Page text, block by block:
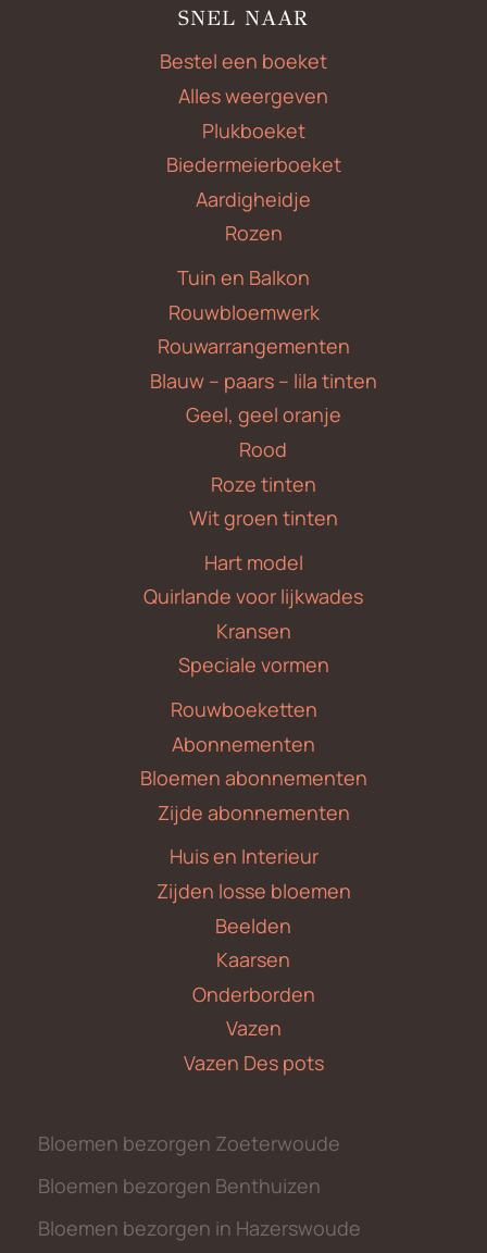
SNEL NAAR
Bestel een boeket
Alles weergeven
Plukboeket
Biedermeierboeket
Aardigheidje
Rozen
Tuin en Balkon
Rouwbloemwerk
Rouwarrangementen
Blauw – paars – lila tinten
Geel, geel oranje
Rood
Roze tinten
Wit groen tinten
Hart model
Quirlande voor lijkwades
Kransen
Speciale vormen
Rouwboeketten
Abonnementen
Bloemen abonnementen
Zijde abonnementen
Huis en Interieur
Zijden losse bloemen
Beelden
Kaarsen
Onderborden
Vazen
Vazen Des pots
Bloemen bezorgen Zoeterwoude
Bloemen bezorgen Benthuizen
Bloemen bezorgen in Hazerswoude